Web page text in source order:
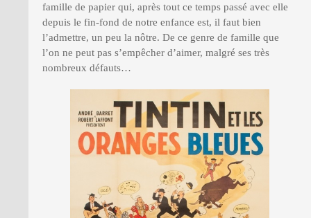
famille de papier qui, après tout ce temps passé avec elle
depuis le fin-fond de notre enfance est, il faut bien
l’admettre, un peu la nôtre. De ce genre de famille que
l’on ne peut pas s’empêcher d’aimer, malgré ses très
nombreux défauts…